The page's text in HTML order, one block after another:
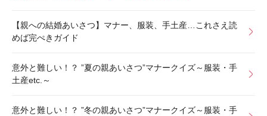
【親への結婚あいさつ】マナー、服装、手土産…これさえ読
めば完ぺきガイド
意外と難しい！？ ”夏の親あいさつ”マナークイズ～服装・手
土産etc.～
意外と難しい！？ ”冬の親あいさつ”マナークイズ～服装・手